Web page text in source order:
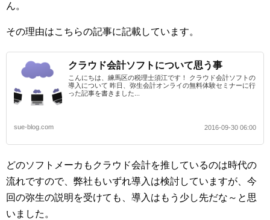
ん。
その理由はこちらの記事に記載しています。
クラウド会計ソフトについて思う事
こんにちは、練馬区の税理士須江です！ クラウド会計ソフトの
導入について 昨日、弥生会計オンライの無料体験セミナーに行
った記事を書きました...
sue-blog.com 2016-09-30 06:00
どのソフトメーカもクラウド会計を推しているのは時代の
流れですので、弊社もいずれ導入は検討していますが、今
回の弥生の説明を受けても、導入はもう少し先だな～と思
いました。